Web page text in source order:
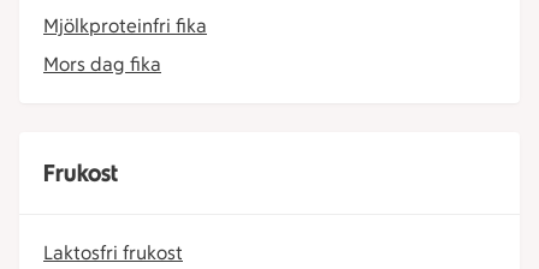
Mjölkproteinfri fika
Mors dag fika
Frukost
Laktosfri frukost